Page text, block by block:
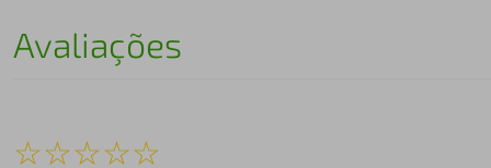
Avaliações
☆☆☆☆☆